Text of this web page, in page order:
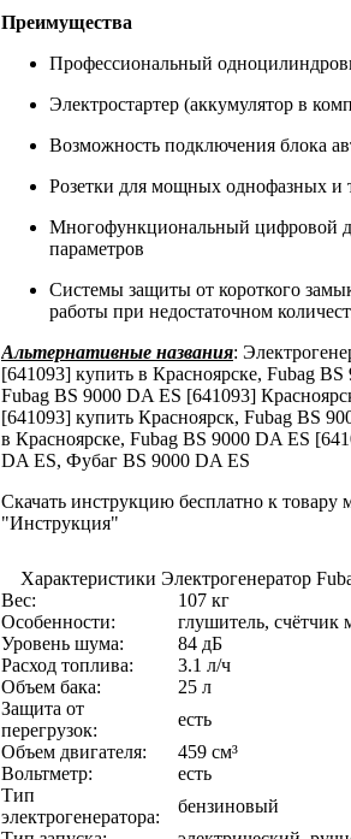
Преимущества
Профессиональный
Электростартер (аккумулятор в
Возможность подключения блока
Розетки для мощных однофазных и
Многофункциональный цифровой
параметров
Системы защиты от короткого
работы при недостаточном
Альтернативные названия:
[641093] купить в Красноярске, Fubag
Fubag BS 9000 DA ES [641093]
[641093] купить Красноярск, Fubag BS
в Красноярске, Fubag BS 9000 DA ES
DA ES, Фубаг BS 9000 DA ES
Скачать инструкцию бесплатно к
"Инструкция"
Характеристики Электрогенератор
Вес:
107 кг
Особенности:
глушитель, счётчик
Уровень шума:
84 дБ
Расход топлива:
3.1 л/ч
Объем бака:
25 л
Защита от
перегрузок:
есть
Объем двигателя:
459 см³
Вольтметр:
есть
Тип
электрогенератора:
бензиновый